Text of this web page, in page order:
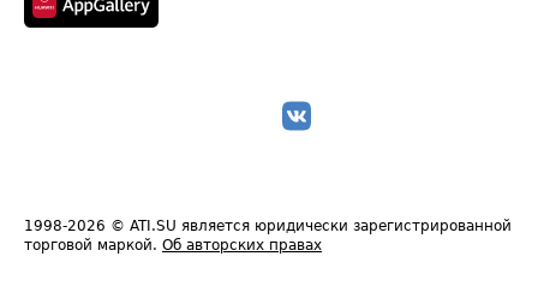
1998-2026 © ATI.SU является юридически зарегистрированной
торговой маркой. Об авторских правах